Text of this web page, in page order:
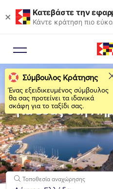
× Κατεβάστε την
Κάντε κράτηση πιο
Νοικιάστε το
για εσάς στη
Τοποθεσία αναχώρησης
Σύμβουλος Κράτησης
Ένας εξειδικευμένος σύμβουλος
θα σας προτείνει τα ιδανικά
σκάφη για το ταξίδι σας.